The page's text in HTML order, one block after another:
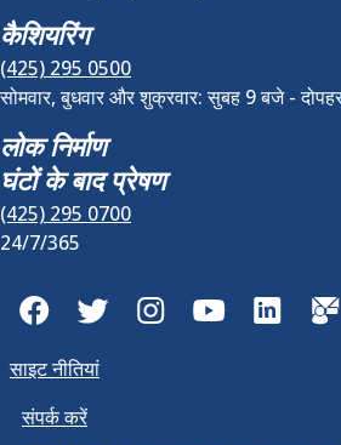
कैशियरिंग
(425) 295 0500
सोमवार, बुधवार और शुक्रवार: सुबह 9 बजे -
लोक निर्माण
घंटों के बाद प्रेषण
(425) 295 0700
24/7/365
FacebookTwitterInstagramYouTubeLinkedIn
साइट नीतियां
संपर्क करें